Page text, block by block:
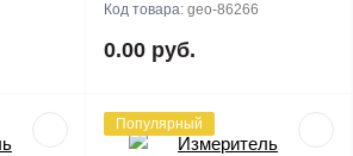
Код товара: geo-86266
0.00 руб.
Популярный